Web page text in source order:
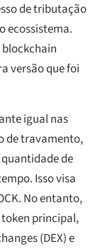
de tributação
ecossistema.
blockchain
versão que foi
igual nas
de travamento,
de
Isso visa
No entanto,
token principal,
(DEX) e